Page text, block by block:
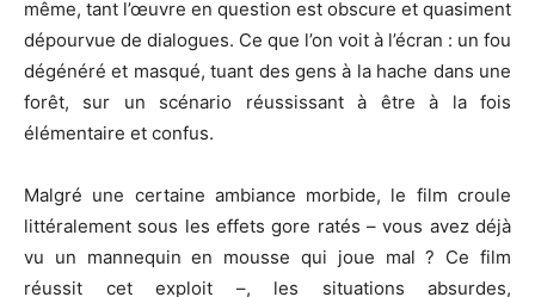
même, tant l’œuvre en question est obscure et quasiment
dépourvue de dialogues. Ce que l’on voit à l’écran : un fou
dégénéré et masqué, tuant des gens à la hache dans une
forêt, sur un scénario réussissant à être à la fois
élémentaire et confus.
Malgré une certaine ambiance morbide, le film croule
littéralement sous les effets gore ratés – vous avez déjà
vu un mannequin en mousse qui joue mal ? Ce film
réussit cet exploit –, les situations absurdes,